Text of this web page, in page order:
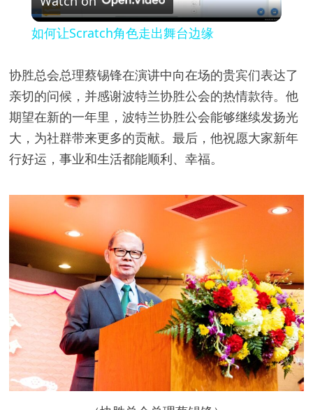
l
y
V
e
o
如何让Scratch角色走出舞台边缘
协胜总会总理蔡锡锋在演讲中向在场的贵宾们表达了
亲切的问候，并感谢波特兰协胜公会的热情款待。他
期望在新的一年里，波特兰协胜公会能够继续发扬光
大，为社群带来更多的贡献。最后，他祝愿大家新年
行好运，事业和生活都能顺利、幸福。